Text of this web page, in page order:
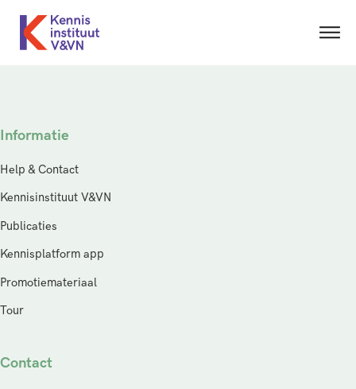
Informatie
Help & Contact
Kennisinstituut V&VN
Publicaties
Kennisplatform app
Promotiemateriaal
Tour
Contact